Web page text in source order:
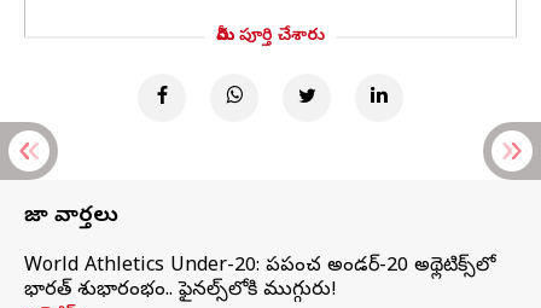
మీరు పూర్తి చేశారు
తాజా వార్తలు
World Athletics Under-20: ప్రపంచ అండర్-20 అథ్లెటిక్స్‌లో
భారత్‌ శుభారంభం.. ఫైనల్స్‌లోకి ముగ్గురు!